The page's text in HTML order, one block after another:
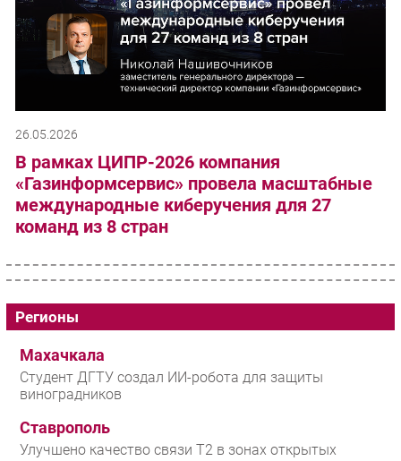
26.05.2026
В рамках ЦИПР-2026 компания
«Газинформсервис» провела масштабные
международные киберучения для 27
команд из 8 стран
Регионы
Махачкала
Студент ДГТУ создал ИИ-робота для защиты
виноградников
Ставрополь
Улучшено качество связи T2 в зонах открытых